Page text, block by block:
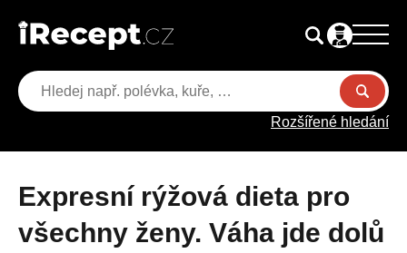
Rozšířené hledání
Expresní rýžová dieta pro
všechny ženy. Váha jde dolů